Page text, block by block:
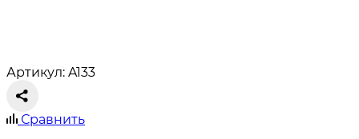
Артикул: A133
Сравнить